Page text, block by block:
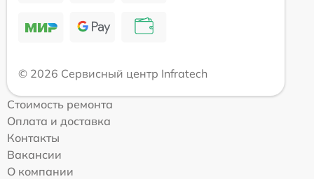
© 2026 Сервисный центр Infratech
Стоимость ремонта
Оплата и доставка
Контакты
Вакансии
О компании